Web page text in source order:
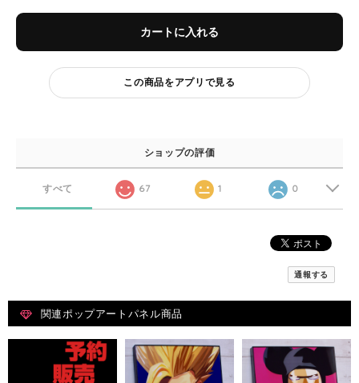
カートに入れる
この商品をアプリで見る
ショップの評価
すべて 67 1 0
通報する
関連ポップアートパネル商品